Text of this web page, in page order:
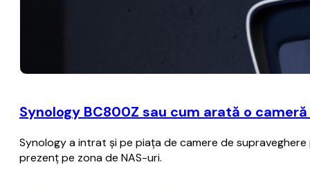
Synology BC800Z sau cum arată o
Synology a intrat și pe piața de camere de
prezenț pe zona de NAS-uri.